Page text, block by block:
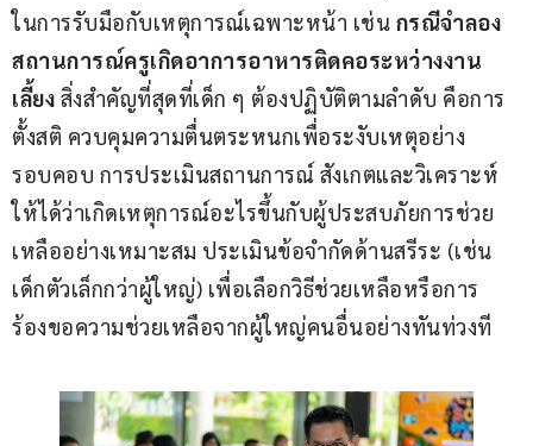
ในการรับมือกับเหตุการณ์เฉพาะหน้า เช่น กรณีจำลอง
สถานการณ์ครูเกิดอาการอาหารติดคอระหว่างงาน
เลี้ยง สิ่งสำคัญที่สุดที่เด็ก ๆ ต้องปฏิบัติตามลำดับ คือการ
ตั้งสติ ควบคุมความตื่นตระหนกเพื่อระงับเหตุอย่าง
รอบคอบ การประเมินสถานการณ์ สังเกตและวิเคราะห์
ให้ได้ว่าเกิดเหตุการณ์อะไรขึ้นกับผู้ประสบภัยการช่วย
เหลืออย่างเหมาะสม ประเมินข้อจำกัดด้านสรีระ (เช่น
เด็กตัวเล็กกว่าผู้ใหญ่) เพื่อเลือกวิธีช่วยเหลือหรือการ
ร้องขอความช่วยเหลือจากผู้ใหญ่คนอื่นอย่างทันท่วงที